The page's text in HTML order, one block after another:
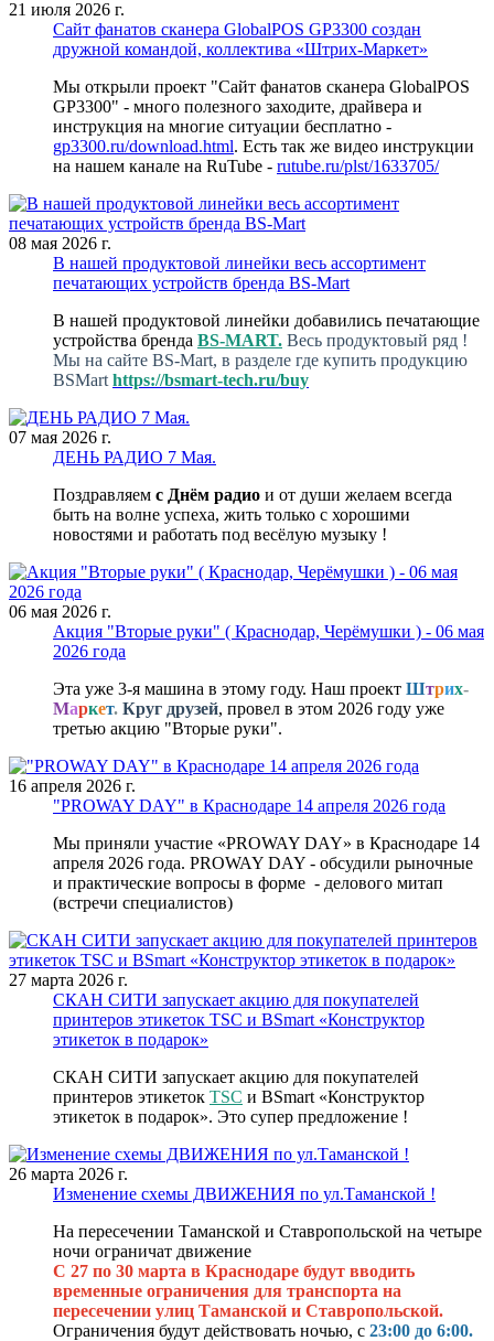
21 июля 2026 г.
Сайт фанатов сканера GlobalPOS GP3300 создан
дружной командой, коллектива «Штрих-Маркет»
Мы открыли проект "Сайт фанатов сканера GlobalPOS
GP3300" - много полезного заходите, драйвера и
инструкция на многие ситуации бесплатно -
gp3300.ru/download.html. Есть так же видео инструкции
на нашем канале на RuTube - rutube.ru/plst/1633705/
08 мая 2026 г.
В нашей продуктовой линейки весь ассортимент
печатающих устройств бренда BS-Mart
В нашей продуктовой линейки добавились печатающие
устройства бренда BS-MART. Весь продуктовый ряд !
Мы на сайте BS-Mart, в разделе где купить продукцию
BSMart https://bsmart-tech.ru/buy
07 мая 2026 г.
ДЕНЬ РАДИО 7 Мая.
Поздравляем с Днём радио и от души желаем всегда
быть на волне успеха, жить только с хорошими
новостями и работать под весёлую музыку !
06 мая 2026 г.
Акция "Вторые руки" ( Краснодар, Черёмушки ) - 06 мая
2026 года
Эта уже 3-я машина в этому году. Наш проект Штрих-
Маркет. Круг друзей, провел в этом 2026 году уже
третью акцию "Вторые руки".
16 апреля 2026 г.
"PROWAY DAY" в Краснодаре 14 апреля 2026 года
Мы приняли участие «PROWAY DAY» в Краснодаре 14
апреля 2026 года. PROWAY DAY - обсудили рыночные
и практические вопросы в форме - делового митап
(встречи специалистов)
27 марта 2026 г.
СКАН СИТИ запускает акцию для покупателей
принтеров этикеток TSC и BSmart «Конструктор
этикеток в подарок»
СКАН СИТИ запускает акцию для покупателей
принтеров этикеток TSC и BSmart «Конструктор
этикеток в подарок». Это супер предложение !
26 марта 2026 г.
Изменение схемы ДВИЖЕНИЯ по ул.Таманской !
На пересечении Таманской и Ставропольской на четыре
ночи ограничат движение
С 27 по 30 марта в Краснодаре будут вводить
временные ограничения для транспорта на
пересечении улиц Таманской и Ставропольской.
Ограничения будут действовать ночью, с 23:00 до 6:00.